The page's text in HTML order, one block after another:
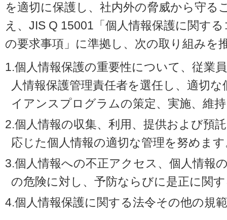
を適切に保護し、社内外の脅威から守る
え、JIS Q 15001「個人情報保護に関す
の要求事項」に準拠し、次の取り組みを
1.個人情報保護の重要性について、従業
人情報保護管理責任者を選任し、適切
イアンスプログラムの策定、実施、維
2.個人情報の収集、利用、提供および預
応じた個人情報の適切な管理を努めま
3.個人情報への不正アクセス、個人情報
の危険に対し、予防ならびに是正に関
4.個人情報保護に関する法令その他の規